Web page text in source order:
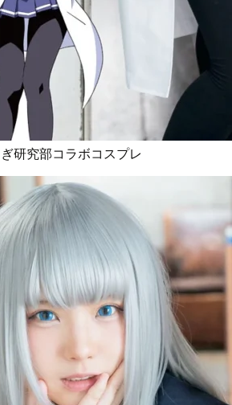
研究部コラボコスプレ